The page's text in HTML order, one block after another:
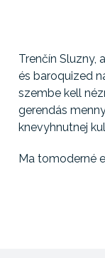
Trenčín Sluzny,
és baroquized
szembe kell
gerendás
knevyhnutnej
Ma tomoderné